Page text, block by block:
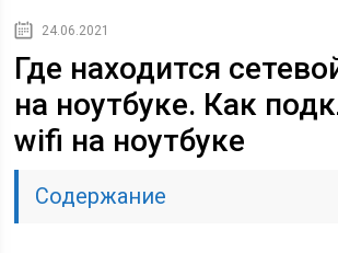
24.06.2021
Где находится
на ноутбуке. Как
wifi на ноутбуке
Содержание